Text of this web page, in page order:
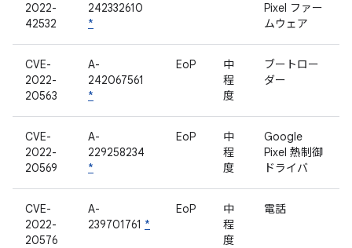
2022-
42532
242332610
*
Pixel ファー
ムウェア
CVE-
2022-
20563
A-
242067561
*
EoP
中
程
度
ブートロー
ダー
CVE-
2022-
20569
A-
229258234
*
EoP
中
程
度
Google
Pixel 熱制御
ドライバ
CVE-
2022-
20576
A-
239701761 *
EoP
中
程
度
電話